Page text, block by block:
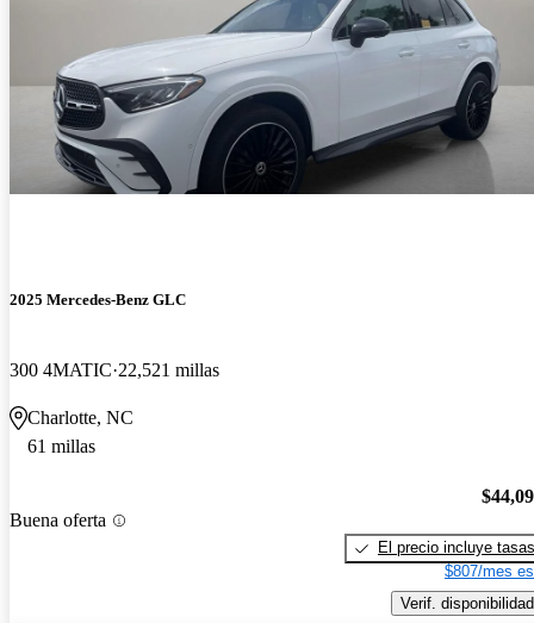
2025 Mercedes-Benz GLC
300 4MATIC 22,521 millas
Charlotte, NC
61 millas
Buena oferta
El precio incluye tasas
$807/mes
Verif. disponibilidad